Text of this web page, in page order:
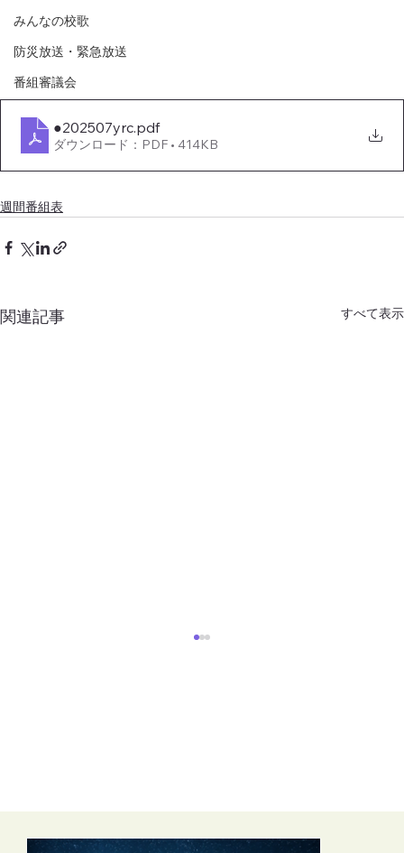
みんなの校歌
防災放送・緊急放送
番組審議会
●202507yrc.pdf
ダウンロード：PDF • 414KB
週間番組表
関連記事 すべて表示
2026年７月度：ゆめウェーブラジオクラ